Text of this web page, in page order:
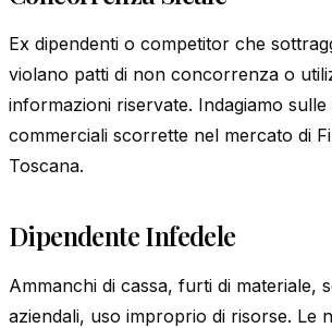
Ex dipendenti o competitor che
violano patti di non concorrenza o
informazioni riservate. Indagiamo sulle
commerciali scorrette nel mercato di
Toscana.
Dipendente Infedele
Ammanchi di cassa, furti di materiale,
aziendali, uso improprio di risorse. Le